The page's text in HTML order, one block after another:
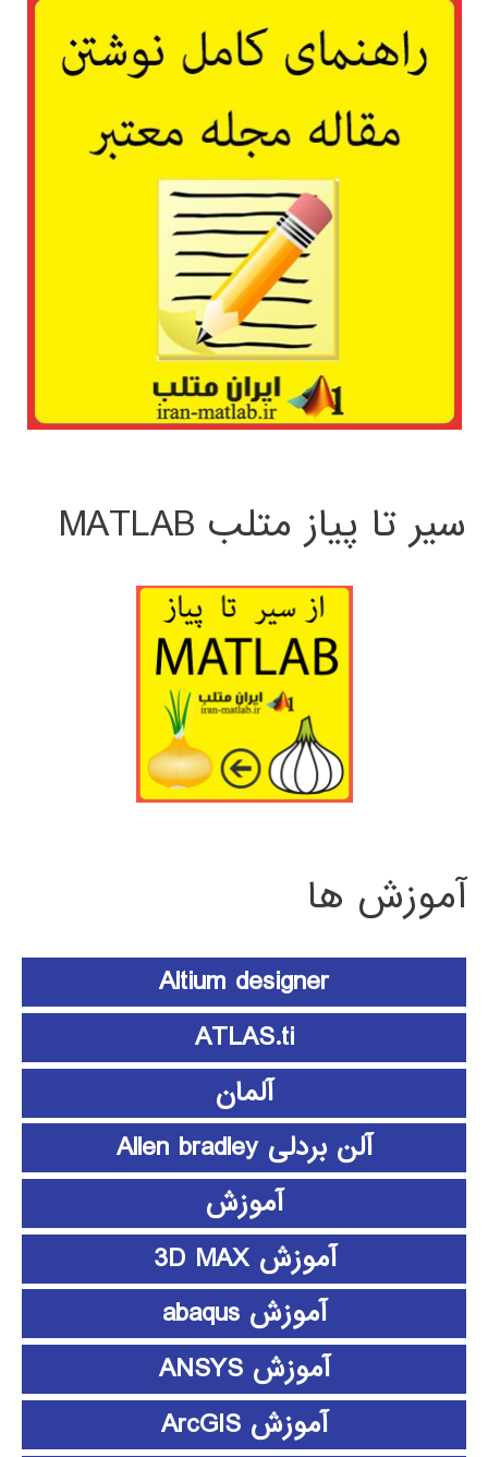
سیر تا پیاز متلب MATLAB
آموزش ها
Altium designer
ATLAS.ti
آلمان
آلن بردلی Allen bradley
آموزش
آموزش 3D MAX
آموزش abaqus
آموزش ANSYS
آموزش ArcGIS